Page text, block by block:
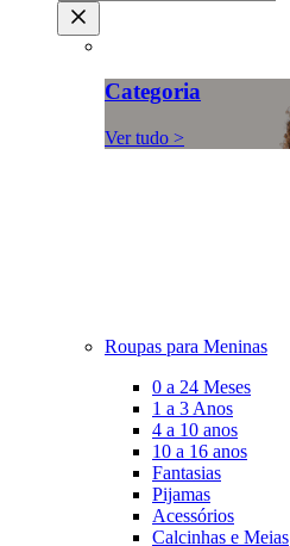
Categoria
Ver tudo >
Roupas para Meninas
0 a 24 Meses
1 a 3 Anos
4 a 10 anos
10 a 16 anos
Fantasias
Pijamas
Acessórios
Calcinhas e Meias